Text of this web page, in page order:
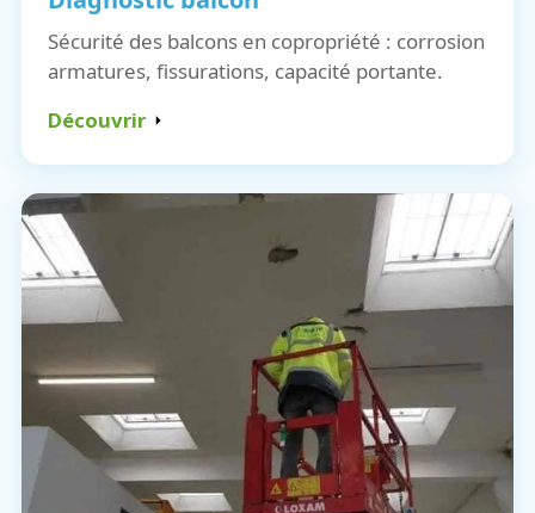
Sécurité des balcons en copropriété : corrosion
armatures, fissurations, capacité portante.
Découvrir